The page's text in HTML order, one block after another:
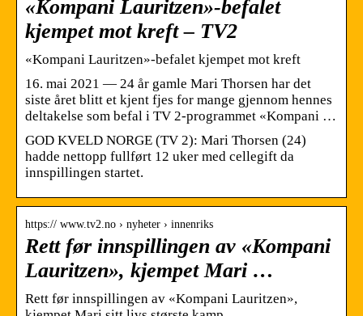
«Kompani Lauritzen»-befalet
kjempet mot kreft – TV2
«Kompani Lauritzen»-befalet kjempet mot kreft
16. mai 2021 — 24 år gamle Mari Thorsen har det
siste året blitt et kjent fjes for mange gjennom hennes
deltakelse som befal i TV 2-programmet «Kompani …
GOD KVELD NORGE (TV 2): Mari Thorsen (24)
hadde nettopp fullført 12 uker med cellegift da
innspillingen startet.
https:// www.tv2.no › nyheter › innenriks
Rett før innspillingen av «Kompani
Lauritzen», kjempet Mari …
Rett før innspillingen av «Kompani Lauritzen»,